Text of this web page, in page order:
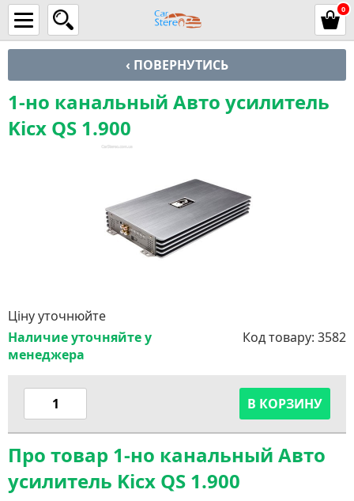
0
‹ ПОВЕРНУТИСЬ
1-но канальный Авто усилитель
Kicx QS 1.900
Ціну уточнюйте
Наличие уточняйте у
менеджера
Код товару: 3582
В КОРЗИНУ
Про товар 1-но канальный Авто
усилитель Kicx QS 1.900